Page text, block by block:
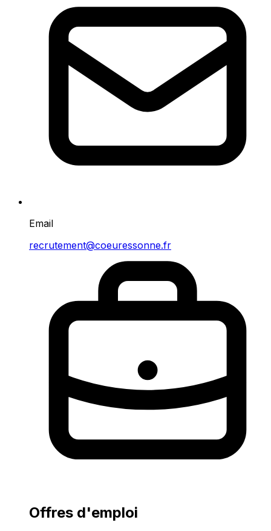
Email
recrutement@coeuressonne.fr
Offres d'emploi